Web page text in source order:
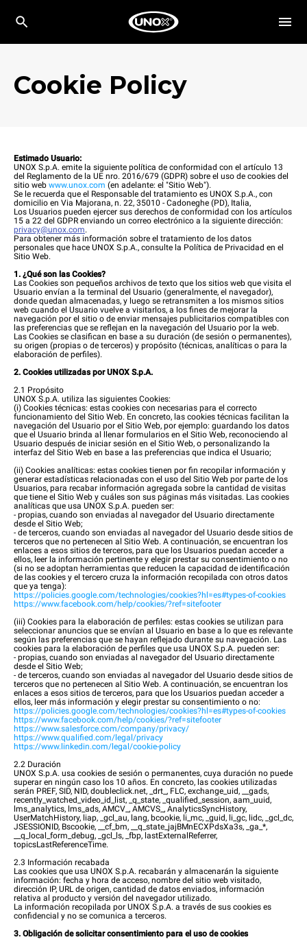
Cookie Policy
Estimado Usuario:
UNOX S.p.A. emite la siguiente política de conformidad con el artículo 13
del Reglamento de la UE nro. 2016/679 (GDPR) sobre el uso de cookies del
sitio web www.unox.com (en adelante: el "Sitio Web").
Se le recuerda que el Responsable del tratamiento es UNOX S.p.A., con
domicilio en Via Majorana, n. 22, 35010 - Cadoneghe (PD), Italia,
Los Usuarios pueden ejercer sus derechos de conformidad con los artículos
15 a 22 del GDPR enviando un correo electrónico a la siguiente dirección:
privacy@unox.com.
Para obtener más información sobre el tratamiento de los datos
personales que hace UNOX S.p.A., consulte la Política de Privacidad en el
Sitio Web.
1. ¿Qué son las Cookies?
Las Cookies son pequeños archivos de texto que los sitios web que visita el
Usuario envían a la terminal del Usuario (generalmente, el navegador),
donde quedan almacenadas, y luego se retransmiten a los mismos sitios
web cuando el Usuario vuelve a visitarlos, a los fines de mejorar la
navegación por el sitio o de enviar mensajes publicitarios compatibles con
las preferencias que se reflejan en la navegación del Usuario por la web.
Las Cookies se clasifican en base a su duración (de sesión o permanentes),
su origen (propias o de terceros) y propósito (técnicas, analíticas o para la
elaboración de perfiles).
2. Cookies utilizadas por UNOX S.p.A.
2.1 Propósito
UNOX S.p.A. utiliza las siguientes Cookies:
(i) Cookies técnicas: estas cookies con necesarias para el correcto
funcionamiento del Sitio Web. En concreto, las cookies técnicas facilitan la
navegación del Usuario por el Sitio Web, por ejemplo: guardando los datos
que el Usuario brinda al llenar formularios en el Sitio Web, reconociendo al
Usuario después de iniciar sesión en el Sitio Web, o personalizando la
interfaz del Sitio Web en base a las preferencias que indica el Usuario;
(ii) Cookies analíticas: estas cookies tienen por fin recopilar información y
generar estadísticas relacionadas con el uso del Sitio Web por parte de los
Usuarios, para recabar información agregada sobre la cantidad de visitas
que tiene el Sitio Web y cuáles son sus páginas más visitadas. Las cookies
analíticas que usa UNOX S.p.A. pueden ser:
- propias, cuando son enviadas al navegador del Usuario directamente
desde el Sitio Web;
- de terceros, cuando son enviadas al navegador del Usuario desde sitios de
terceros que no pertenecen al Sitio Web. A continuación, se encuentran los
enlaces a esos sitios de terceros, para que los Usuarios puedan acceder a
ellos, leer la información pertinente y elegir prestar su consentimiento o no
(si no se adoptan herramientas que reducen la capacidad de identificación
de las cookies y el tercero cruza la información recopilada con otros datos
que ya tenga):
https://policies.google.com/technologies/cookies?hl=es#types-of-cookies
https://www.facebook.com/help/cookies/?ref=sitefooter
(iii) Cookies para la elaboración de perfiles: estas cookies se utilizan para
seleccionar anuncios que se envían al Usuario en base a lo que es relevante
según las preferencias que se hayan reflejado durante su navegación. Las
cookies para la elaboración de perfiles que usa UNOX S.p.A. pueden ser:
- propias, cuando son enviadas al navegador del Usuario directamente
desde el Sitio Web;
- de terceros, cuando son enviadas al navegador del Usuario desde sitios de
terceros que no pertenecen al Sitio Web. A continuación, se encuentran los
enlaces a esos sitios de terceros, para que los Usuarios puedan acceder a
ellos, leer más información y elegir prestar su consentimiento o no:
https://policies.google.com/technologies/cookies?hl=es#types-of-cookies
https://www.facebook.com/help/cookies/?ref=sitefooter
https://www.salesforce.com/company/privacy/
https://www.qualified.com/legal/privacy
https://www.linkedin.com/legal/cookie-policy
2.2 Duración
UNOX S.p.A. usa cookies de sesión o permanentes, cuya duración no puede
superar en ningún caso los 10 años. En concreto, las cookies utilizadas
serán PREF, SID, NID, doubleclick.net, _drt_, FLC, exchange_uid, __gads,
recently_watched_video_id_list, _q_state, _qualified_session, aam_uuid,
lms_analytics, lms_ads, AMCV_, AMCVS_, AnalyticsSyncHistory,
UserMatchHistory, liap, _gcl_au, lang, bcookie, li_mc, _guid, li_gc, lidc, _gcl_dc,
JSESSIONID, Bscookie, __cf_bm, __q_state_jajBMnECXPdsXa3s, _ga_*,
__q_local_form_debug, _gcl_ls, _fbp, lastExternalReferrer,
topicsLastReferenceTime.
2.3 Información recabada
Las cookies que usa UNOX S.p.A. recabarán y almacenarán la siguiente
información: fecha y hora de acceso, nombre del sitio web visitado,
dirección IP, URL de origen, cantidad de datos enviados, información
relativa al producto y versión del navegador utilizado.
La información recopilada por UNOX S.p.A. a través de sus cookies es
confidencial y no se comunica a terceros.
3. Obligación de solicitar consentimiento para el uso de cookies